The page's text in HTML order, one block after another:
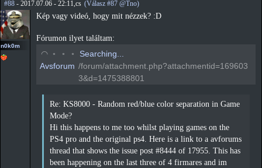
#88 - 2017.07.06 - 22:11,cs (Válasz #87 @Tno)
n0k0m
Kép vagy videó, hogy mit nézzek? :D
Fórumon ilyet találtam:
◟ ◦ ◦ ◦
Searching...
Avsforum /forum/attachment.php?attachmentid=169603
3&d=1475388801
Re: KS8000 - Random red/blue color separation in Game
Mode?
Hi this happens to me too whilst playing games on the
PS4 pro and the original ps4. Here is a link to a avforums
thread that shows the issue post #8444 of 17955. This has
been happening on the last three of 4 firmares and im